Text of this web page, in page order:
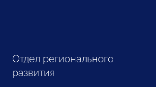
Отдел регионального
развития